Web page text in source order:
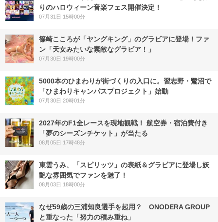
りのハロウィーン音楽フェス開催決定！
07月31日 15時00分
篠崎こころが「ヤングキング」のグラビアに登場！ファ
ン「天女みたいな素敵なグラビア！」
07月30日 19時00分
5000本のひまわりが街づくりの入口に。習志野・鷺沼で
「ひまわりキャンパスプロジェクト」始動
07月30日 20時01分
2027年のF1全レースを現地観戦！ 航空券・宿泊費付き
「夢のシーズンチケット」が当たる
08月05日 17時48分
東雲うみ、「スピリッツ」の表紙＆グラビアに登場し妖
艶な雰囲気でファンを魅了！
08月03日 18時00分
なぜ59歳の三浦知良選手を起用？ ONODERA GROUP
と重なった「努力の積み重ね」